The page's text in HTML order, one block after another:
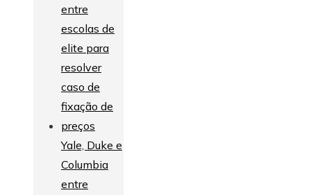
Yale, Duke e
Columbia
entre